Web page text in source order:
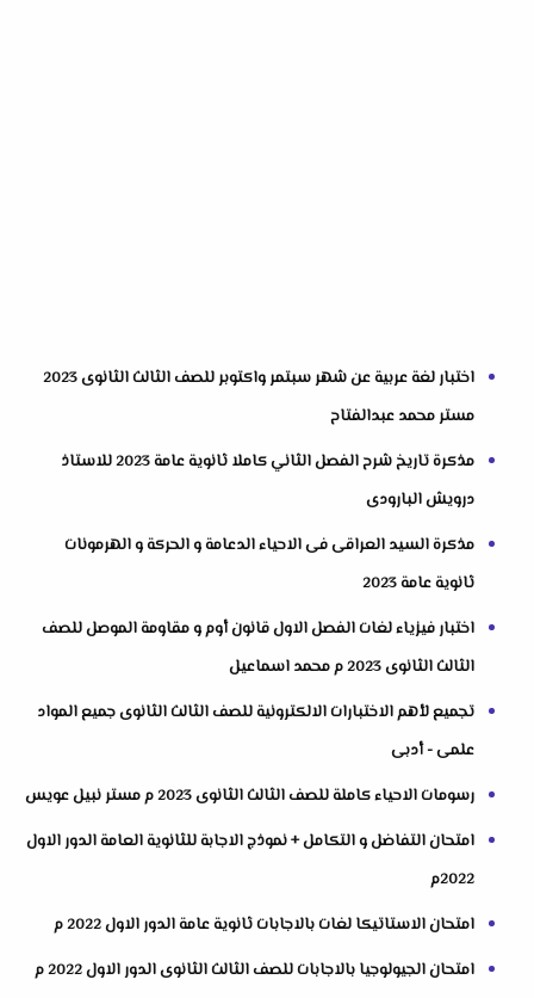
اختبار لغة عربية عن شهر سبتمر واكتوبر للصف الثالث الثانوى 2023
مستر محمد عبدالفتاح
مذكرة تاريخ شرح الفصل الثاني كاملا ثانوية عامة 2023 للاستاذ
درويش البارودى
مذكرة السيد العراقى فى الاحياء الدعامة و الحركة و الهرمونات
ثانوية عامة 2023
اختبار فيزياء لغات الفصل الاول قانون أوم و مقاومة الموصل للصف
الثالث الثانوى 2023 م محمد اسماعيل
تجميع لأهم الاختبارات الالكترونية للصف الثالث الثانوى جميع المواد
علمى - أدبى
رسومات الاحياء كاملة للصف الثالث الثانوى 2023 م مستر نبيل عويس
امتحان التفاضل و التكامل + نموذج الاجابة للثانوية العامة الدور الاول
2022م
امتحان الاستاتيكا لغات بالاجابات ثانوية عامة الدور الاول 2022 م
امتحان الجيولوجيا بالاجابات للصف الثالث الثانوى الدور الاول 2022 م